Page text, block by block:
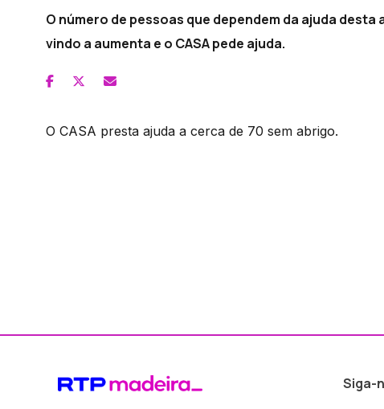
O número de pessoas que dependem da ajuda
vindo a aumenta e o CASA pede ajuda.
O CASA presta ajuda a cerca de 70 sem abrigo.
Siga-